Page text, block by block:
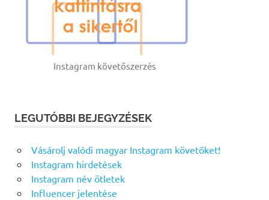
Instagram követőszerzés
LEGUTÓBBI BEJEGYZÉSEK
Vásárolj valódi magyar Instagram követőket!
Instagram hirdetések
Instagram név ötletek
Influencer jelentése